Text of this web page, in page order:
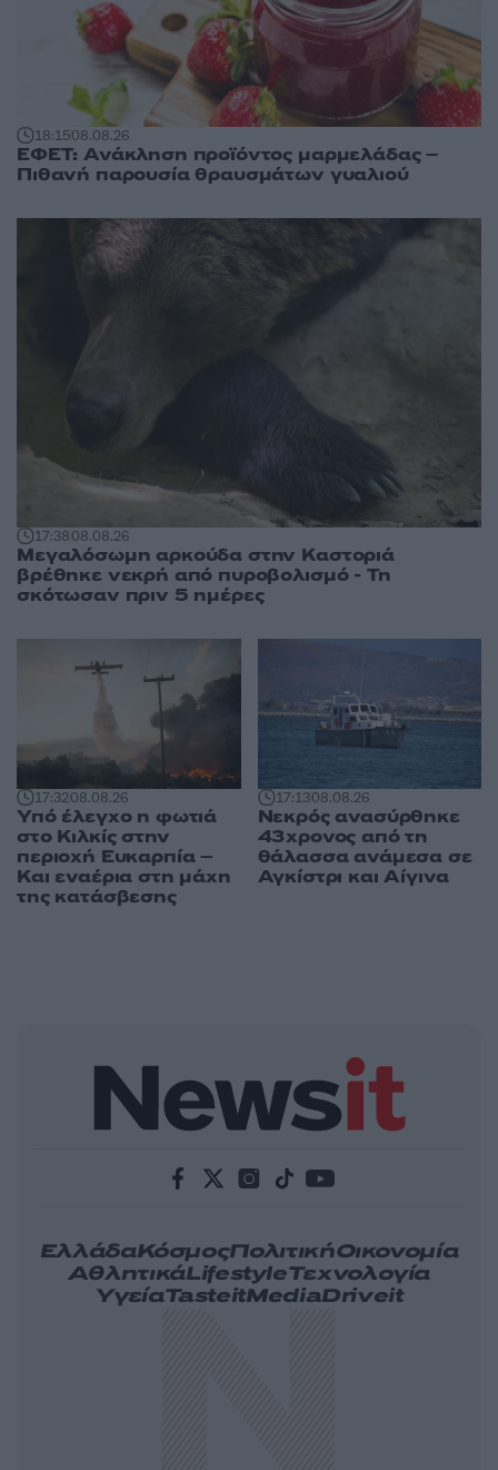
18:1508.08.26
ΕΦΕΤ: Ανάκληση προϊόντος μαρμελάδας –
Πιθανή παρουσία θραυσμάτων γυαλιού
17:3808.08.26
Μεγαλόσωμη αρκούδα στην Καστοριά
βρέθηκε νεκρή από πυροβολισμό - Τη
σκότωσαν πριν 5 ημέρες
17:3208.08.26
Υπό έλεγχο η φωτιά
στο Κιλκίς στην
περιοχή Ευκαρπία –
Και εναέρια στη μάχη
της κατάσβεσης
17:1308.08.26
Νεκρός ανασύρθηκε
43χρονος από τη
θάλασσα ανάμεσα σε
Αγκίστρι και Αίγινα
ΕλλάδαΚόσμοςΠολιτικήΟικονομία
ΑθλητικάLifestyleΤεχνολογία
ΥγείαTasteitMediaDriveit